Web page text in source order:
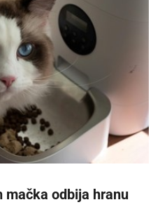
mačka odbija hranu